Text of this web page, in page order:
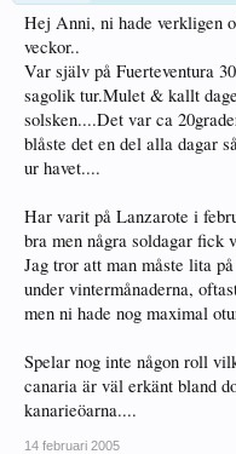
Hej Anni, ni hade verkligen
veckor..
Var själv på Fuerteventura
sagolik tur.Mulet & kallt
solsken....Det var ca
blåste det en del alla dagar
ur havet....
Har varit på Lanzarote i
bra men några soldagar fick
Jag tror att man måste lita
under vintermånaderna,
men ni hade nog maximal
Spelar nog inte någon roll
canaria är väl erkänt bland
kanarieöarna....
14 februari 2005